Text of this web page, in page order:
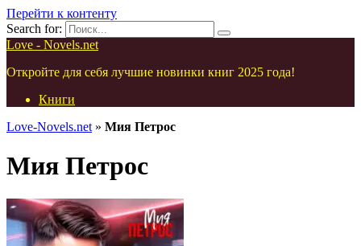
Перейти к контенту
Search for:
Love - Novels.net
Откройте для себя лучшие новинки книг 2025 года!
Книги
Love-Novels.net » Мия Петрос
Мия Петрос